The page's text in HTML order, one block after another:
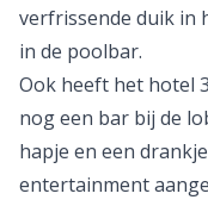
verfrissende duik in
in de poolbar.
Ook heeft het hotel
nog een bar bij de
hapje en een
entertainment